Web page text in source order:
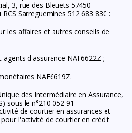
3, rue des Bleuets 57450
RCS Sarreguemines 512 683 830 :
les affaires et autres conseils de
d'assurance NAF6622Z ;
NAF6619Z.
des Intermédiaire en Assurance,
sous le n°210 052 91
de courtier en assurances et
pour l'activité de courtier en crédit